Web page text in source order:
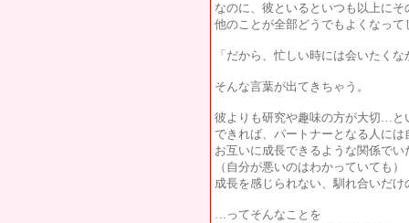
なのに、彼といるといつも以上に
他のことが全部どうでもよくなって
「だから、忙しい時には会いたく
そんな言葉が出てきちゃう。
彼よりも研究や趣味の方が大切…と
できれば、パートナーとなる人に
お互いに成長できるような関係で
（自分が悪いのはわかっていても）
成長を感じられない、馴れ合いだ
…ってそんなことを